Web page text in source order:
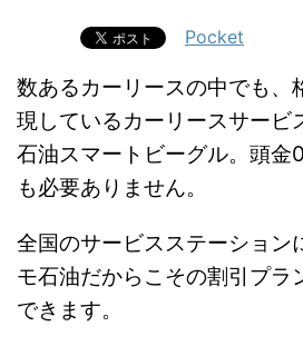
Pocket
数あるカーリースの中でも、
現しているカーリースサービ
石油スマートビーグル。頭金
も必要ありません。
全国のサービスステーション
モ石油だからこその割引プラ
できます。